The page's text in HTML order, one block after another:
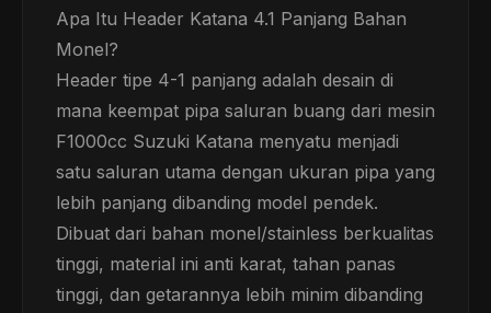
Apa Itu Header Katana 4.1 Panjang Bahan
Monel?
Header tipe 4-1 panjang adalah desain di
mana keempat pipa saluran buang dari mesin
F1000cc Suzuki Katana menyatu menjadi
satu saluran utama dengan ukuran pipa yang
lebih panjang dibanding model pendek.
Dibuat dari bahan monel/stainless berkualitas
tinggi, material ini anti karat, tahan panas
tinggi, dan getarannya lebih minim dibanding